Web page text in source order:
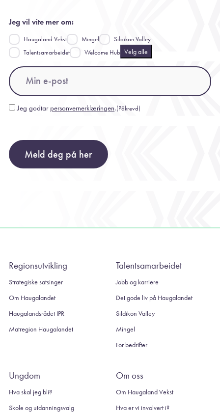
Jeg vil vite mer om:
Haugaland Vekst Mingel
Sildikon Valley
Talentsamarbeidet
Welcome Hub Velg alle
Email
Consent(Påkrevd)
Jeg godtar personvernerklæringen.(Påkrevd)
Meld deg på her
Regionsutvikling
Strategiske satsinger
Om Haugalandet
Haugalandsrådet IPR
Matregion Haugalandet
Talentsamarbeidet
Jobb og karriere
Det gode liv på Haugalandet
Sildikon Valley
Mingel
For bedrifter
Ungdom
Hva skal jeg bli?
Skole og utdanningsvalg
Om oss
Om Haugaland Vekst
Hva er vi involvert i?